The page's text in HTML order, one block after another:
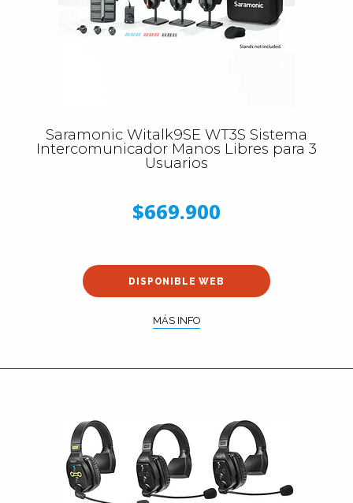
Saramonic Witalk9SE WT3S Sistema
Intercomunicador Manos Libres para 3
Usuarios
$669.900
DISPONIBLE WEB
MÁS INFO